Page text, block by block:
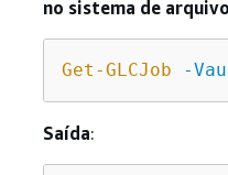
no sistema de
Get-GLCJob -
Saída: